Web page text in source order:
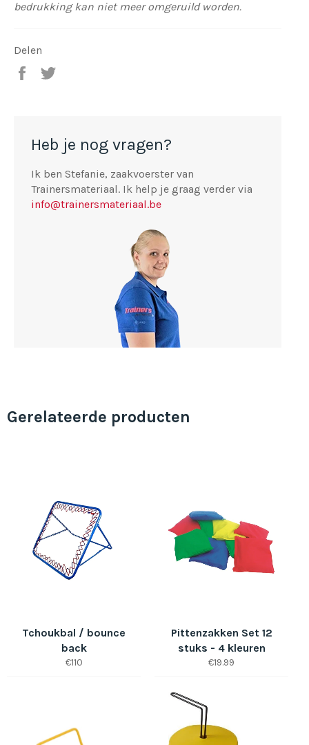
bedrukking kan niet meer omgeruild worden.
Delen
Deel
Heb je nog vragen?
Ik ben Stefanie, zaakvoerster van
Trainersmateriaal. Ik help je graag verder via
info@trainersmateriaal.be
Gerelateerde producten
Tchoukbal / bounce
back
Normale
€110
Pittenzakken Set 12
stuks - 4 kleuren
Normale
€19.99